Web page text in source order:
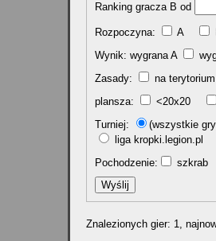
Ranking gracza B od
Rozpoczyna: A
Wynik: wygrana A
Zasady:
na
plansza:
<20x20
Turniej:
(wszystkie
liga kropki.legion.pl
Pochodzenie:
szkrab
Znalezionych gier: 1,